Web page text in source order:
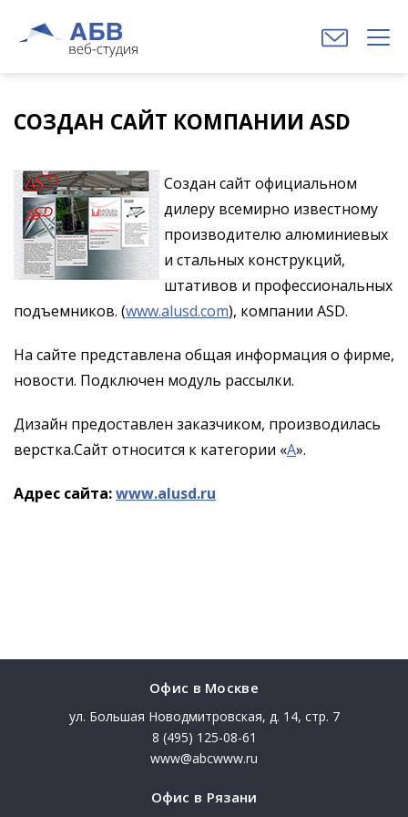
СОЗДАН САЙТ КОМПАНИИ ASD
Создан сайт официальном
дилеру всемирно известному
производителю алюминиевых
и стальных конструкций,
штативов и профессиональных
подъемников. (www.alusd.com), компании ASD.
На сайте представлена общая информация о фирме,
новости. Подключен модуль рассылки.
Дизайн предоставлен заказчиком, производилась
верстка.Сайт относится к категории «А».
Адрес сайта:www.alusd.ru
Офис в Москве
ул. Большая Новодмитровская, д. 14, стр. 7
8 (495) 125-08-61
www@abcwww.ru
Офис в Рязани